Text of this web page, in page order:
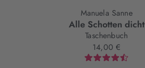
Manuela Sanne
Alle Schotten dicht
Taschenbuch
14,00 €